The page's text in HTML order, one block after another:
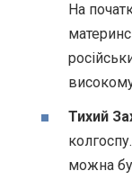
На
Тихий
можна